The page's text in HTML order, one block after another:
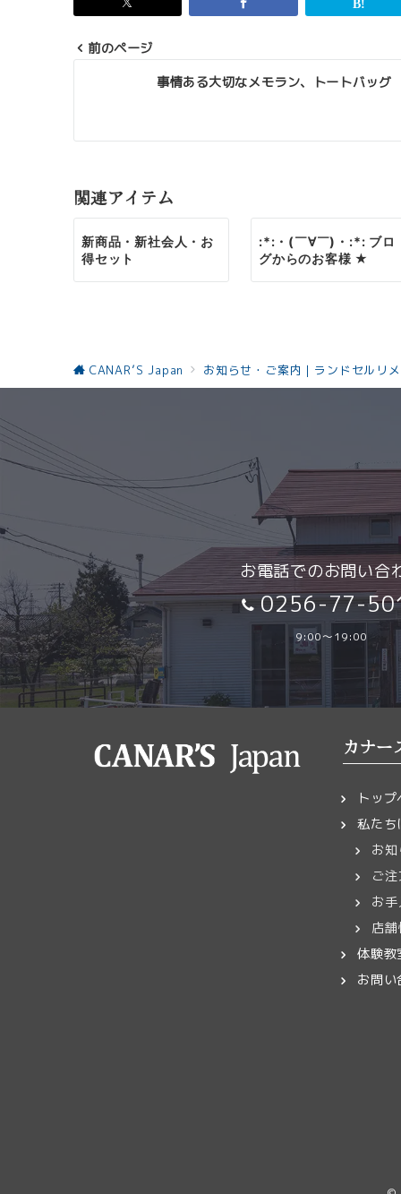
ゲ
ー
シ
ョ
前のページ
事情ある大切なメモラン、トートバッグ
関連アイテム
新商品・新社会人・お
得セット
:*:・(￣∀￣)・:*: ブロ
グからのお客様 ★
CANAR’S Japan お知らせ・ご案内｜ランドセルリ
お電話でのお問い合
0256-77-
9:00～19:00
カナー
トッ
私たち
お
ご
お
店
体験教
お問い